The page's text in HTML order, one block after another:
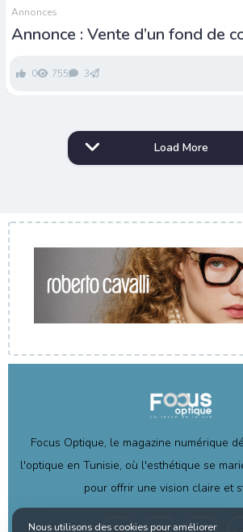
Annonces
Annonce : Vente d’un fond de
0 755 3
Load More
Focus Optique, le magazine numérique
l'optique en Tunisie, où l'esthétique se
pour offrir une vision claire et
Nous utilisons des cookies pour améliorer